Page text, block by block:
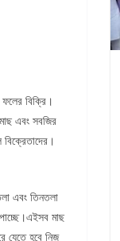
বিক্রি।
এবং সবজির
এবং তিনতলা
মাছ
যেতে হবে নিজ